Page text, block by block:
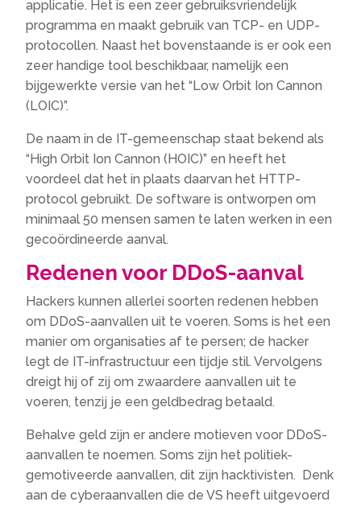
applicatie. Het is een zeer gebruiksvriendelijk
programma en maakt gebruik van TCP- en UDP-
protocollen. Naast het bovenstaande is er ook een
zeer handige tool beschikbaar, namelijk een
bijgewerkte versie van het “Low Orbit Ion Cannon
(LOIC)”.
De naam in de IT-gemeenschap staat bekend als
“High Orbit Ion Cannon (HOIC)” en heeft het
voordeel dat het in plaats daarvan het HTTP-
protocol gebruikt. De software is ontworpen om
minimaal 50 mensen samen te laten werken in een
gecoördineerde aanval.
Redenen voor DDoS-aanval
Hackers kunnen allerlei soorten redenen hebben
om DDoS-aanvallen uit te voeren. Soms is het een
manier om organisaties af te persen; de hacker
legt de IT-infrastructuur een tijdje stil. Vervolgens
dreigt hij of zij om zwaardere aanvallen uit te
voeren, tenzij je een geldbedrag betaald.
Behalve geld zijn er andere motieven voor DDoS-
aanvallen te noemen. Soms zijn het politiek-
gemotiveerde aanvallen, dit zijn hacktivisten. Denk
aan de cyberaanvallen die de VS heeft uitgevoerd